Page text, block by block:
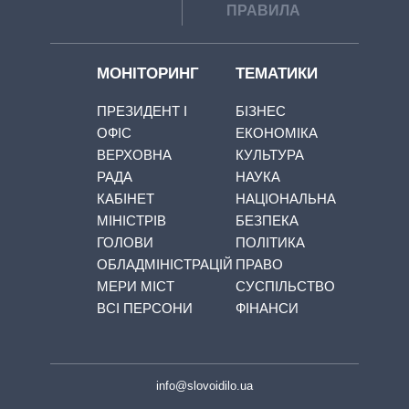
ПРАВИЛА
МОНІТОРИНГ
ПРЕЗИДЕНТ І
ОФІС
ВЕРХОВНА
РАДА
КАБІНЕТ
МІНІСТРІВ
ГОЛОВИ
ОБЛАДМІНІСТРАЦІЙ
МЕРИ МІСТ
ВСІ ПЕРСОНИ
ТЕМАТИКИ
БІЗНЕС
ЕКОНОМІКА
КУЛЬТУРА
НАУКА
НАЦІОНАЛЬНА
БЕЗПЕКА
ПОЛІТИКА
ПРАВО
СУСПІЛЬСТВО
ФІНАНСИ
info@slovoidilo.ua